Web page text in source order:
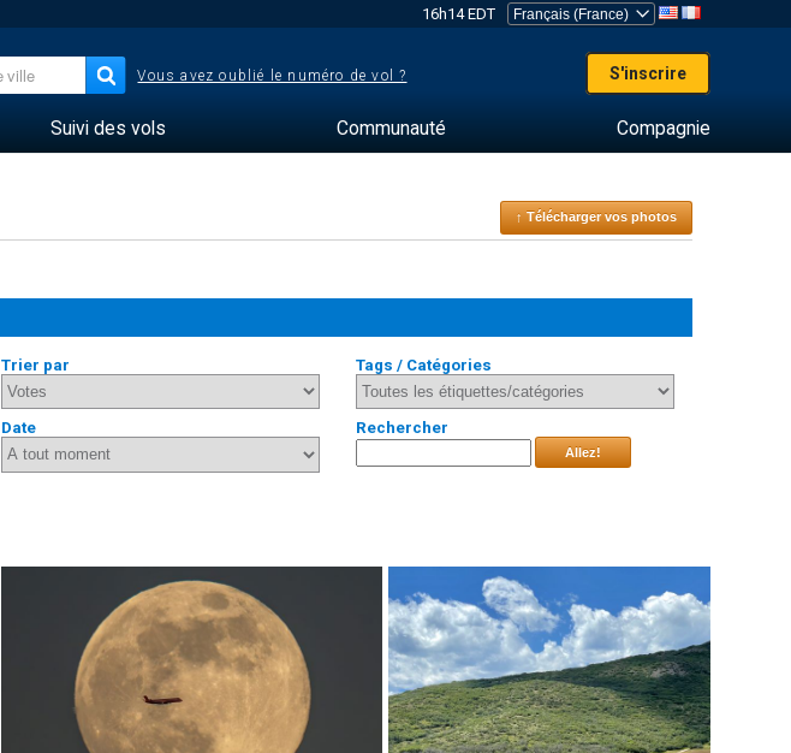
16h14 EDT
Vous avez oublié le numéro de vol ? S'inscrire
Suivi des vols Communauté Compagnie
↑ Télécharger vos photos
Trier par Tags / Catégories
Date Rechercher
Allez!